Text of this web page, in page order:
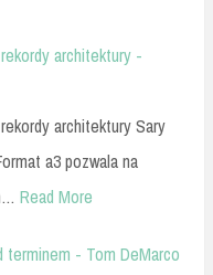
architektury -
architektury Sary
a3 pozwala na
Read More
terminem - Tom DeMarco